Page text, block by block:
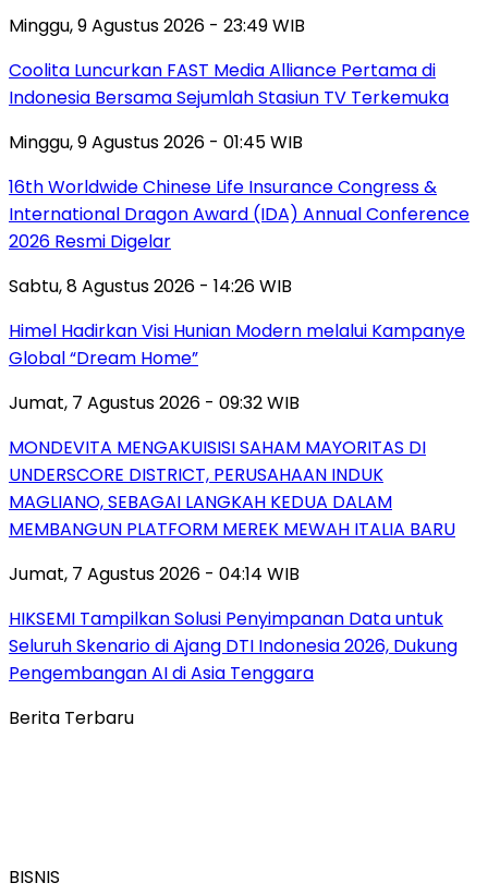
Minggu, 9 Agustus 2026 - 23:49 WIB
Coolita Luncurkan FAST Media Alliance Pertama di
Indonesia Bersama Sejumlah Stasiun TV Terkemuka
Minggu, 9 Agustus 2026 - 01:45 WIB
16th Worldwide Chinese Life Insurance Congress &
International Dragon Award (IDA) Annual Conference
2026 Resmi Digelar
Sabtu, 8 Agustus 2026 - 14:26 WIB
Himel Hadirkan Visi Hunian Modern melalui Kampanye
Global “Dream Home”
Jumat, 7 Agustus 2026 - 09:32 WIB
MONDEVITA MENGAKUISISI SAHAM MAYORITAS DI
UNDERSCORE DISTRICT, PERUSAHAAN INDUK
MAGLIANO, SEBAGAI LANGKAH KEDUA DALAM
MEMBANGUN PLATFORM MEREK MEWAH ITALIA BARU
Jumat, 7 Agustus 2026 - 04:14 WIB
HIKSEMI Tampilkan Solusi Penyimpanan Data untuk
Seluruh Skenario di Ajang DTI Indonesia 2026, Dukung
Pengembangan AI di Asia Tenggara
Berita Terbaru
BISNIS